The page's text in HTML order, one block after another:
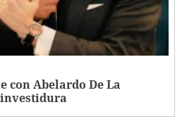
con Abelardo De La